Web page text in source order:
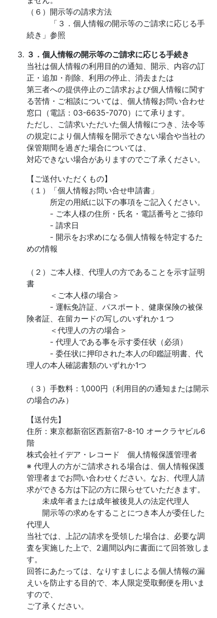
（６）開示等の請求方法
「３．個人情報の開示等のご請求に応じる手
続き」参照
３．個人情報の開示等のご請求に応じる手続き
当社は個人情報の利用目的の通知、開示、内容の訂
正・追加・削除、利用の停止、消去または
第三者への提供停止のご請求および個人情報に関す
る苦情・ご相談については、個人情報お問い合わせ
窓口（電話：03-6635-7070）にて承ります。
ただし、ご請求いただいた個人情報につき、法令等
の規定により個人情報を開示できない場合や当社の
保管期間を過ぎた場合については、
対応できない場合がありますのでご了承ください。
【ご送付いただくもの】
（１）「個人情報お問い合せ申請書」
所定の用紙に以下の事項をご記入ください。
- ご本人様の住所・氏名・電話番号とご捺印
- 請求日
- 開示をお求めになる個人情報を特定するた
めの情報
（２）ご本人様、代理人の方であることを示す証明
書
＜ご本人様の場合＞
- 運転免許証、パスポート、健康保険の被保
険者証、在留カードの写しのいずれか１つ
＜代理人の方の場合＞
- 代理人である事を示す委任状（必須）
- 委任状に押印された本人の印鑑証明書、代
理人の本人確認書類のいずれか1つ
（３）手数料：1,000円（利用目的の通知または開示
の場合のみ）
【送付先】
住所：東京都新宿区西新宿7-8-10 オークラヤビル6
階
株式会社イデア・レコード 個人情報保護管理者
※ 代理人の方がご請求される場合は、個人情報保護
管理者までお問い合わせください。なお、代理人請
求ができる方は下記の方に限らせていただきます。
未成年者または成年被後見人の法定代理人
開示等の求めをすることにつき本人が委任した
代理人
当社では、上記の請求を受領した場合は、必要な調
査を実施した上で、2週間以内に書面にて回答致しま
す。
回答にあたっては、なりすましによる個人情報の漏
えいを防止する目的で、本人限定受取郵便を用いま
すので、
ご了承ください。